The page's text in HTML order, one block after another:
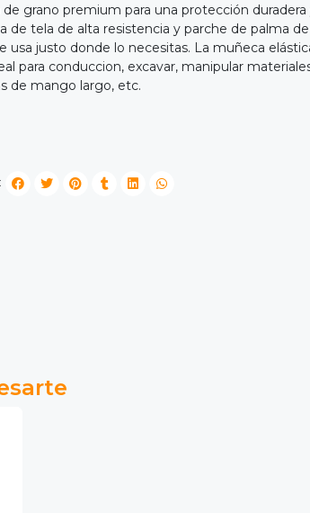
de grano premium para una protección
de tela de alta resistencia y parche de palma
usa justo donde lo necesitas. La muñeca
para conduccion, excavar, manipular
de mango largo, etc.